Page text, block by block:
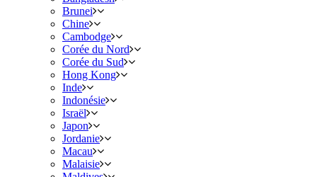
Brunei
Chine
Cambodge
Corée du Nord
Corée du Sud
Hong Kong
Inde
Indonésie
Israël
Japon
Jordanie
Macau
Malaisie